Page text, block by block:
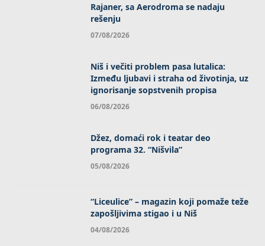
Rajaner, sa Aerodroma se nadaju
rešenju
07/08/2026
Niš i večiti problem pasa lutalica:
Između ljubavi i straha od životinja, uz
ignorisanje sopstvenih propisa
06/08/2026
Džez, domaći rok i teatar deo
programa 32. “Nišvila”
05/08/2026
“Liceulice” – magazin koji pomaže teže
zapošljivima stigao i u Niš
04/08/2026